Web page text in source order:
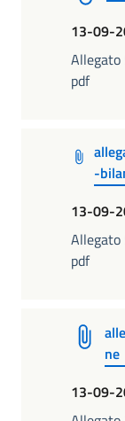
13-09-
Allegato
pdf
-
13-09-
Allegato
pdf
ne
13-09-